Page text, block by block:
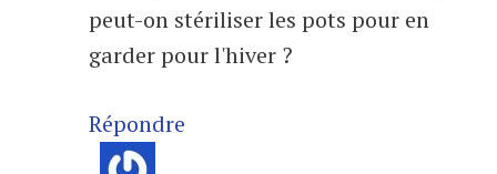
peut-on stériliser les pots pour en
garder pour l'hiver ?
Répondre